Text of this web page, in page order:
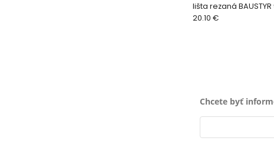
lišta rezaná BAUSTYR
mm (2bm/ks)
20.10 €
Chcete byť